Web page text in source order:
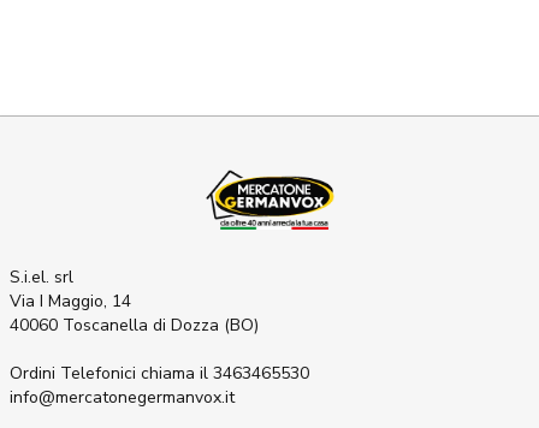
S.i.el. srl
Via I Maggio, 14
40060 Toscanella di Dozza (BO)
Ordini Telefonici chiama il 3463465530
info@mercatonegermanvox.it